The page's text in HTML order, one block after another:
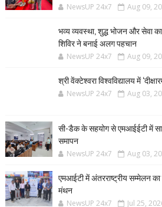
NewsUP 24x7 Aug 09,
भव्य व्यवस्था, शुद्ध भोजन और सेवा
शिविर ने बनाई अलग पहचान
NewsUP 24x7 Aug 09,
श्री वेंक्टेश्वरा विश्वविद्यालय में
NewsUP 24x7 Aug 03,
सी-डैक के सहयोग से एमआईईटी में
समापन
NewsUP 24x7 Aug 03,
एमआईटी में अंतरराष्ट्रीय सम्मेलन
मंथन
NewsUP 24x7 Jul 25,